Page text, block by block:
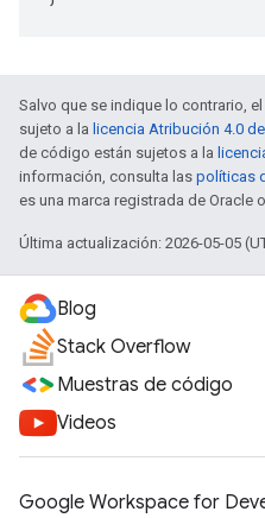
Salvo que se indique lo contrario,
sujeto a la licencia Atribución 4.0
de código están sujetos a la
información, consulta las políticas
es una marca registrada de Oracle
Última actualización: 2026-05-05
Blog
Stack Overflow
Muestras de código
Videos
Google Workspace for